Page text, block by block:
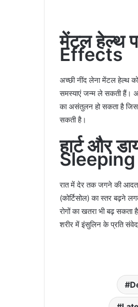
मेंटल हेल्थ
Effects
अच्छी नींद लेना मेंटल हेल्थ
समस्याएं जन्म ले सकती हैं।
का असंतुलन हो सकता है
सकती है।
हार्ट और
रात में देर तक जगने की आदत
(कोर्टिसोल) का स्तर बढ़ने
रोगों का खतरा भी बढ़
शरीर में इंसुलिन के प्रति